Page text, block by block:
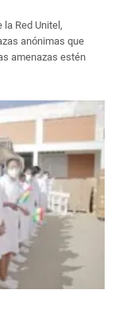
la Red Unitel,
anónimas que
amenazas estén